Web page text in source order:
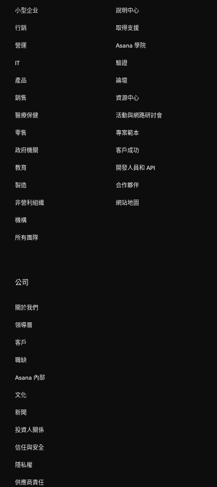
小型企业
行銷
營運
IT
產品
銷售
醫療保健
零售
政府機關
教育
製造
非營利組織
機構
所有團隊
說明中心
取得支援
Asana 學院
驗證
論壇
資源中心
活動與網路研討會
專案範本
客戶成功
開發人員和 API
合作夥伴
網站地圖
公司
關於我們
領導層
客戶
職缺
Asana 內部
文化
新聞
投資人關係
信任與安全
隱私權
供應商責任